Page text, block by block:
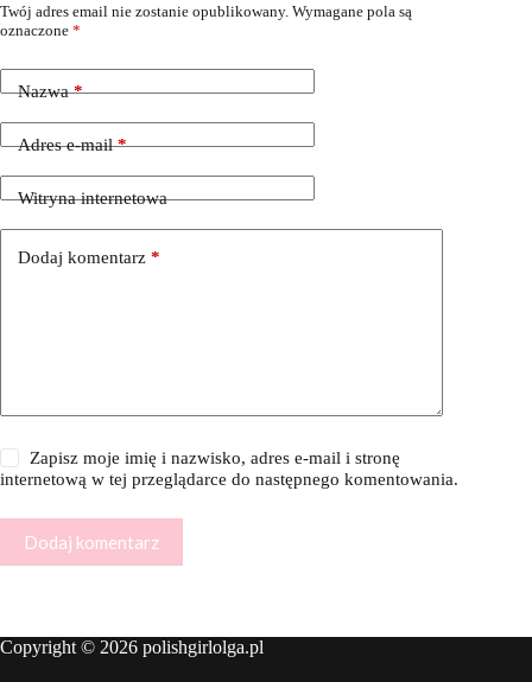
Twój adres email nie zostanie opublikowany. Wymagane pola są
oznaczone *
Nazwa*
Adres e-mail*
Witryna internetowa
Dodaj komentarz *
Zapisz moje imię i nazwisko, adres e-mail i stronę
internetową w tej przeglądarce do następnego komentowania.
Dodaj komentarz
Copyright © 2026 polishgirlolga.pl